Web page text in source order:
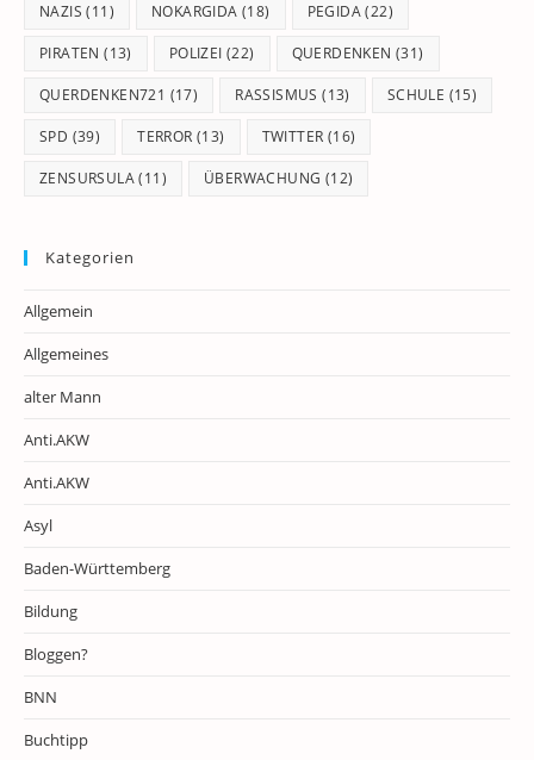
NAZIS (11) NOKARGIDA (18) PEGIDA(22)
PIRATEN (13) POLIZEI (22) QUERDENKEN (31)
QUERDENKEN721 (17) RASSISMUS (13) SCHULE (15)
SPD (39) TERROR (13) TWITTER (16)
ZENSURSULA(11) ÜBERWACHUNG (12)
Kategorien
Allgemein
Allgemeines
alter Mann
Anti.AKW
Anti.AKW
Asyl
Baden-Württemberg
Bildung
Bloggen?
BNN
Buchtipp